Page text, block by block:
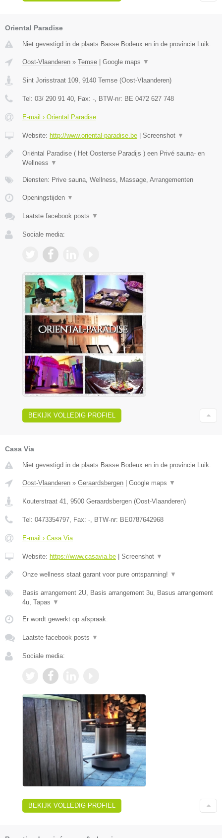
Oriental Paradise
Niet gevestigd in de plaats Basse Bodeux en in de provincie Luik.
Oost-Vlaanderen » Temse Google maps ▼
Sint Jorisstraat 109 9140 Temse (Oost-Vlaanderen)
Tel: 03/ 290 91 40 , Fax: - , BTW-nr: BE 0472 627 748
E-mail › Oriental Paradise
Website: http://www.oriental-paradise.be Screenshot ▼
Oriëntal Paradise ( Het Oosterse Paradijs ) een Privé sauna- en
Wellness ▼
Diensten: Prive sauna, Wellness, Massage, Arrangementen
Openingstijden ▼
Laatste facebook posts ▼
Sociale media:
BEKIJK VOLLEDIG PROFIEL
Casa Via
Niet gevestigd in de plaats Basse Bodeux en in de provincie Luik.
Oost-Vlaanderen » Geraardsbergen Google maps ▼
Kouterstraat 41 9500 Geraardsbergen (Oost-Vlaanderen)
Tel: 0473354797 , Fax: - , BTW-nr: BE0787642968
E-mail › Casa Via
Website: https://www.casavia.be Screenshot ▼
Onze wellness staat garant voor pure ontspanning! ▼
Basis arrangement 2U, Basis arrangement 3u, Basus arrangement
4u, Tapas ▼
Er wordt gewerkt op afspraak.
Laatste facebook posts ▼
Sociale media:
BEKIJK VOLLEDIG PROFIEL